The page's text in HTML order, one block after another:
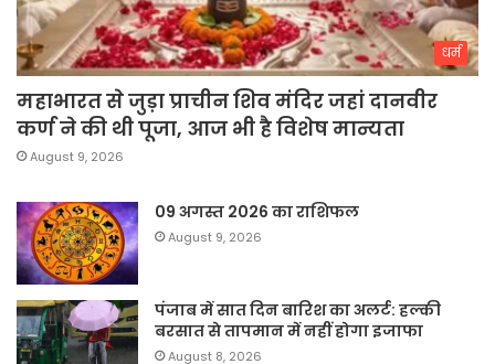
धर्म
महाभारत से जुड़ा प्राचीन शिव मंदिर जहां दानवीर
कर्ण ने की थी पूजा, आज भी है विशेष मान्यता
August 9, 2026
09 अगस्त 2026 का राशिफल
August 9, 2026
पंजाब में सात दिन बारिश का अलर्ट: हल्की
बरसात से तापमान में नहीं होगा इजाफा
August 8, 2026